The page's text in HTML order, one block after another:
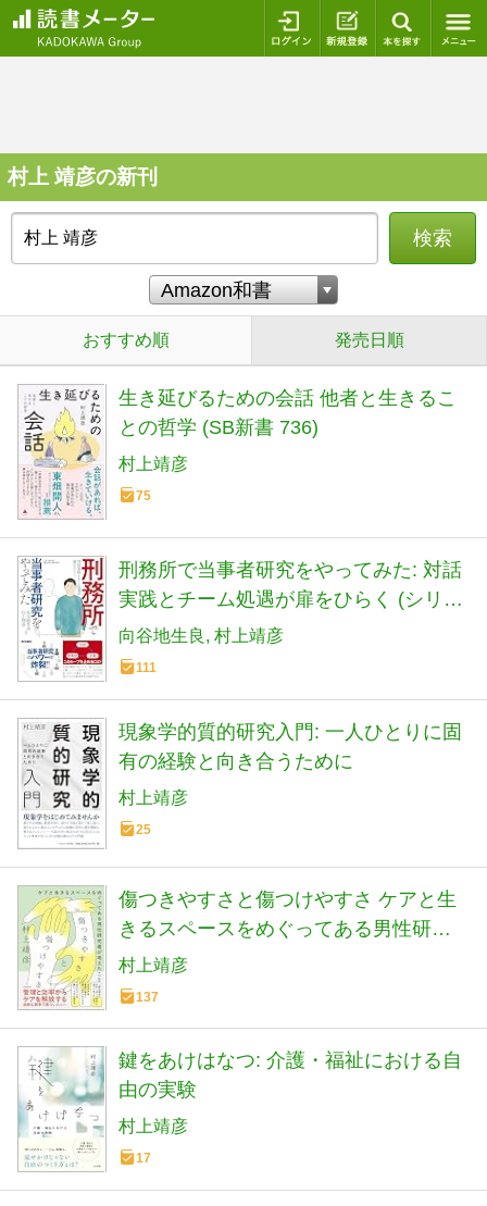
ログイン 新規登録
村上 靖彦の新刊
検索
おすすめ順 発売日順
生き延びるための会話 他者と生きるこ
との哲学 (SB新書 736)
村上靖彦
75
刑務所で当事者研究をやってみた: 対話
実践とチーム処遇が扉をひらく (シリー
ズ ケアをひらく)
向谷地生良 村上靖彦
111
現象学的質的研究入門: 一人ひとりに固
有の経験と向き合うために
村上靖彦
25
傷つきやすさと傷つけやすさ ケアと生
きるスペースをめぐってある男性研究
者が考えたこと
村上靖彦
137
鍵をあけはなつ: 介護・福祉における自
由の実験
村上靖彦
17